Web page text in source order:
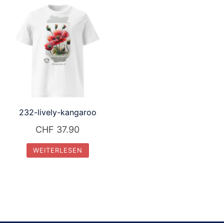
232-lively-kangaroo
CHF 37.90
WEITERLESEN